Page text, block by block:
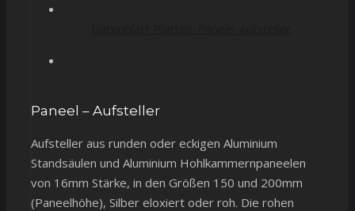
Paneel – Aufsteller
Aufsteller aus runden oder eckigen Aluminium
Standsäulen und Aluminium Hohlkammernpaneelen
von 16mm Stärke, in den Größen 150 und 200mm
(Paneelhöhe), Silber eloxiert oder roh. Die rohen